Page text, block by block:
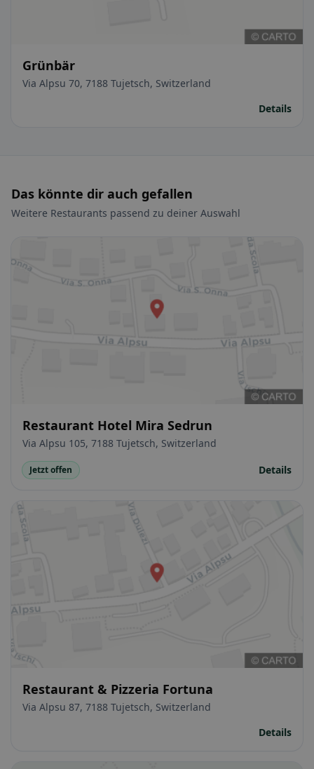
Grünbär
Via Alpsu 70, 7188 Tujetsch, Switzerland
Details
Das könnte dir auch gefallen
Weitere Restaurants passend zu deiner Auswahl
Restaurant Hotel Mira Sedrun
Via Alpsu 105, 7188 Tujetsch, Switzerland
Jetzt offen Details
Restaurant & Pizzeria Fortuna
Via Alpsu 87, 7188 Tujetsch, Switzerland
Details